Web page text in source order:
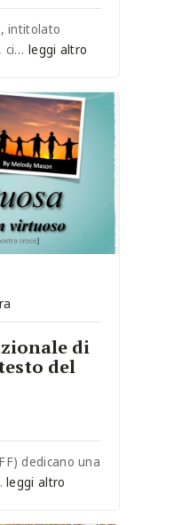
intitolato
ci… leggi altro
di
del
dedicano una
leggi altro